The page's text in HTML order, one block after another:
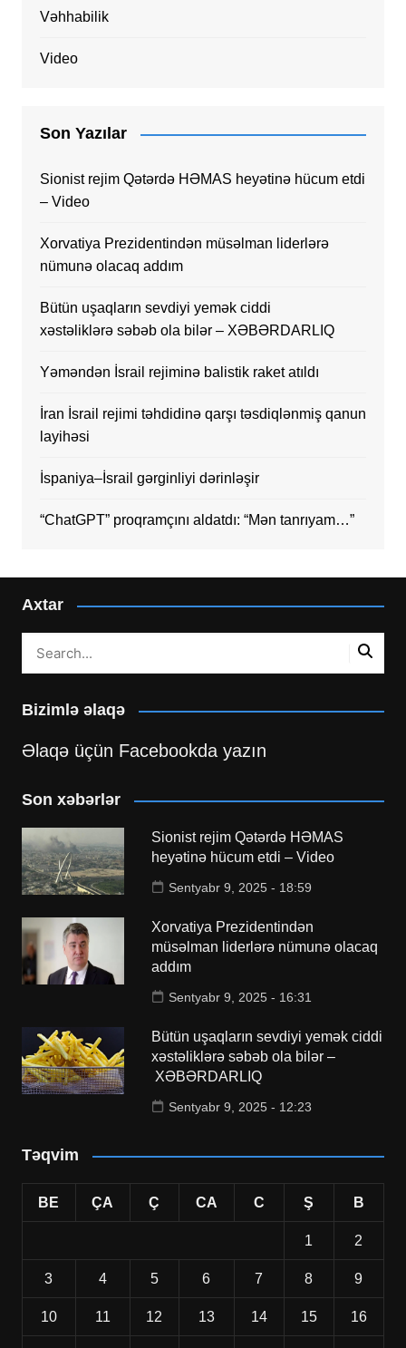
Vəhhabilik
Video
Son Yazılar
Sionist rejim Qətərdə HƏMAS heyətinə hücum etdi
– Video
Xorvatiya Prezidentindən müsəlman liderlərə
nümunə olacaq addım
Bütün uşaqların sevdiyi yemək ciddi
xəstəliklərə səbəb ola bilər – XƏBƏRDARLIQ
Yəməndən İsrail rejiminə balistik raket atıldı
İran İsrail rejimi təhdidinə qarşı təsdiqlənmiş qanun
layihəsi
İspaniya–İsrail gərginliyi dərinləşir
“ChatGPT” proqramçını aldatdı: “Mən tanrıyam…”
Axtar
Bizimlə əlaqə
Əlaqə üçün Facebookda yazın
Son xəbərlər
Sionist rejim Qətərdə HƏMAS
heyətinə hücum etdi – Video
Sentyabr 9, 2025 - 18:59
Xorvatiya Prezidentindən
müsəlman liderlərə nümunə olacaq
addım
Sentyabr 9, 2025 - 16:31
Bütün uşaqların sevdiyi yemək ciddi
xəstəliklərə səbəb ola bilər –
XƏBƏRDARLIQ
Sentyabr 9, 2025 - 12:23
Təqvim
BE ÇA Ç CA C Ş B
1 2
3 4 5 6 7 8 9
10 11 12 13 14 15 16